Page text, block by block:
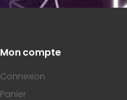
Mon compte
Connexion
Panier